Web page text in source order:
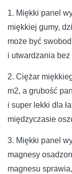
1. Miękki panel
miękkiej gumy,
może być
i utwardzania
2. Ciężar
m2, a grubość
i super lekki dla
międzyczasie
3. Miękki panel
magnesy
magnesu